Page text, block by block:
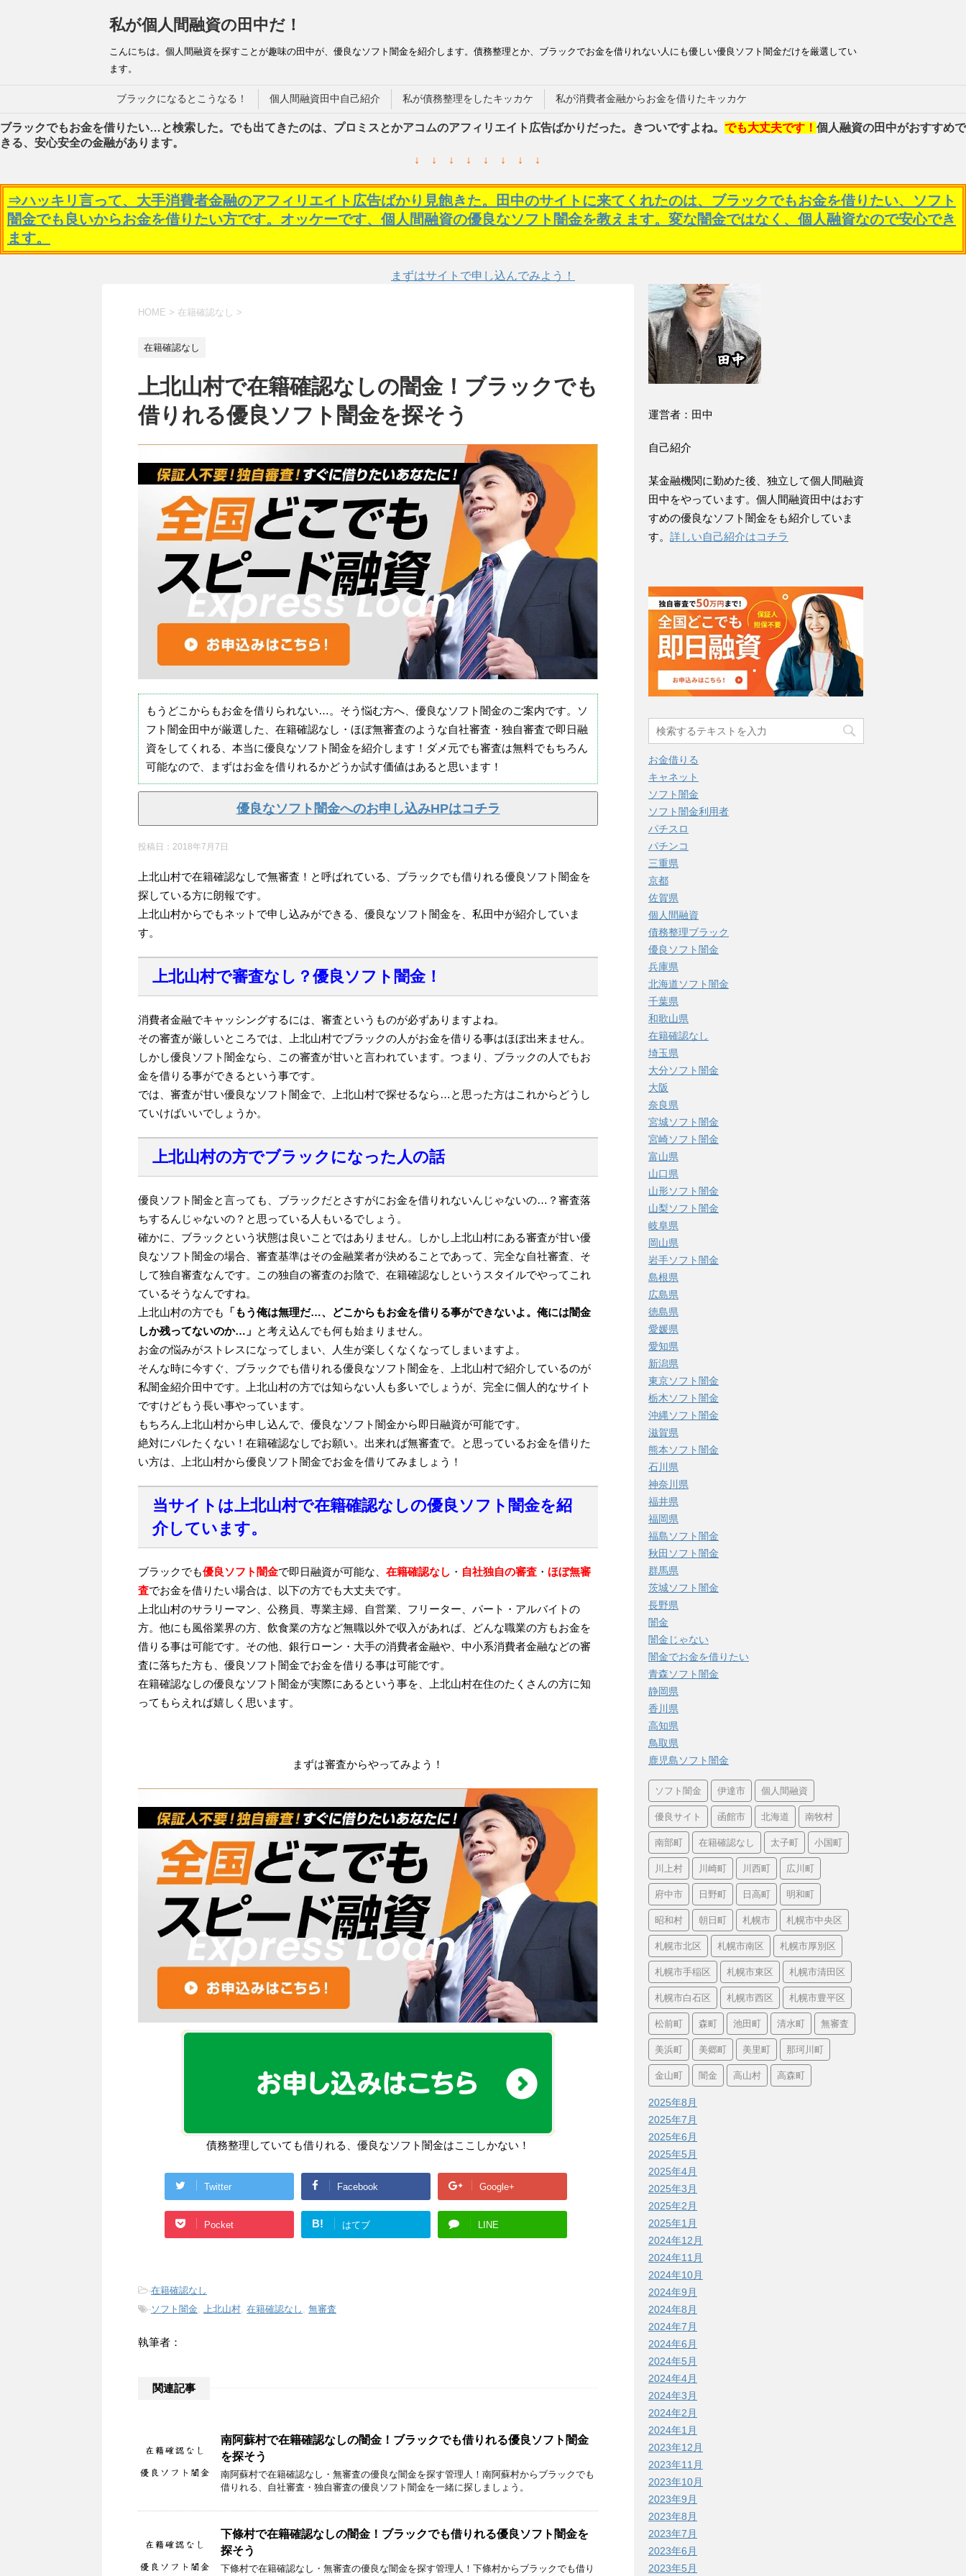
私が個人間融資の田中だ！
こんにちは。個人間融資を探すことが趣味の田中が、優良なソフト闇金を紹介します。債務整理とか、ブラックでお金を借りれない人にも優しい優良ソフト闇金だけを厳選してい
ます。
ブラックになるとこうなる！ 個人間融資田中自己紹介 私が債務整理をしたキッカケ 私が消費者金融からお金を借りたキッカケ
ブラックでもお金を借りたい…と検索した。でも出てきたのは、プロミスとかアコムのアフィリエイト広告ばかりだった。きついですよね。 でも大丈夫です！ 個人融資の田中がおすすめで
きる、安心安全の金融があります。
↓ ↓ ↓ ↓ ↓ ↓ ↓ ↓
⇒ハッキリ言って、大手消費者金融のアフィリエイト広告ばかり見飽きた。田中のサイトに来てくれたのは、ブラックでもお金を借りたい、ソフト
闇金でも良いからお金を借りたい方です。オッケーです、個人間融資の優良なソフト闇金を教えます。変な闇金ではなく、個人融資なので安心でき
ます。
まずはサイトで申し込んでみよう！
HOME > 在籍確認なし >
在籍確認なし
上北山村で在籍確認なしの闇金！ブラックでも
借りれる優良ソフト闇金を探そう
もうどこからもお金を借りられない…。そう悩む方へ、優良なソフト闇金のご案内です。ソ
フト闇金田中が厳選した、在籍確認なし・ほぼ無審査のような自社審査・独自審査で即日融
資をしてくれる、本当に優良なソフト闇金を紹介します！ダメ元でも審査は無料でもちろん
可能なので、まずはお金を借りれるかどうか試す価値はあると思います！
優良なソフト闇金へのお申し込みHPはコチラ
投稿日： 2018年7月7日
上北山村で在籍確認なしで無審査！と呼ばれている、ブラックでも借りれる優良ソフト闇金を
探している方に朗報です。
上北山村からでもネットで申し込みができる、優良なソフト闇金を、私田中が紹介していま
す。
上北山村で審査なし？優良ソフト闇金！
消費者金融でキャッシングするには、審査というものが必ずありますよね。
その審査が厳しいところでは、上北山村でブラックの人がお金を借りる事はほぼ出来ません。
しかし優良ソフト闇金なら、この審査が甘いと言われています。つまり、ブラックの人でもお
金を借りる事ができるという事です。
では、審査が甘い優良なソフト闇金で、上北山村で探せるなら…と思った方はこれからどうし
ていけばいいでしょうか。
上北山村の方でブラックになった人の話
優良ソフト闇金と言っても、ブラックだとさすがにお金を借りれないんじゃないの…？審査落
ちするんじゃないの？と思っている人もいるでしょう。
確かに、ブラックという状態は良いことではありません。しかし上北山村にある審査が甘い優
良なソフト闇金の場合、審査基準はその金融業者が決めることであって、完全な自社審査、そ
して独自審査なんです。この独自の審査のお陰で、在籍確認なしというスタイルでやってこれ
ているそうなんですね。
上北山村の方でも
「もう俺は無理だ…、どこからもお金を借りる事ができないよ。俺には闇金
しか残ってないのか…」 と考え込んでも何も始まりません。
お金の悩みがストレスになってしまい、人生が楽しくなくなってしまいますよ。
そんな時に今すぐ、ブラックでも借りれる優良なソフト闇金を、上北山村で紹介しているのが
私闇金紹介田中です。上北山村の方では知らない人も多いでしょうが、完全に個人的なサイト
ですけどもう長い事やっています。
もちろん上北山村から申し込んで、優良なソフト闇金から即日融資が可能です。
絶対にバレたくない！在籍確認なしでお願い。出来れば無審査で。と思っているお金を借りた
い方は、上北山村から優良ソフト闇金でお金を借りてみましょう！
当サイトは上北山村で在籍確認なしの優良ソフト闇金を紹
介しています。
ブラックでも優良ソフト闇金で即日融資が可能な、 在籍確認なし ・ 自社独自の審査 ・ ほぼ無審
査でお金を借りたい場合は、以下の方でも大丈夫です。
上北山村のサラリーマン、公務員、専業主婦、自営業、フリーター、パート・アルバイトの
方。他にも風俗業界の方、飲食業の方など無職以外で収入があれば、どんな職業の方もお金を
借りる事は可能です。その他、銀行ローン・大手の消費者金融や、中小系消費者金融などの審
査に落ちた方も、優良ソフト闇金でお金を借りる事は可能です。
在籍確認なしの優良なソフト闇金が実際にあるという事を、上北山村在住のたくさんの方に知
ってもらえれば嬉しく思います。
まずは審査からやってみよう！
債務整理していても借りれる、優良なソフト闇金はここしかない！
Twitter Facebook Google+
Pocket B! はてブ LINE
-在籍確認なし
-ソフト闇金, 上北山村, 在籍確認なし , 無審査
執筆者：
関連記事
南阿蘇村で在籍確認なしの闇金！ブラックでも借りれる優良ソフト闇金
を探そう
南阿蘇村で在籍確認なし・無審査の優良な闇金を探す管理人！南阿蘇村からブラックでも
借りれる、自社審査・独自審査の優良ソフト闇金を一緒に探しましょう。
下條村で在籍確認なしの闇金！ブラックでも借りれる優良ソフト闇金を
探そう
下條村で在籍確認なし・無審査の優良な闇金を探す管理人！下條村からブラックでも借り
運営者：田中
自己紹介
某金融機関に勤めた後、独立して個人間融資
田中をやっています。個人間融資田中はおす
すめの優良なソフト闇金をも紹介していま
す。 詳しい自己紹介はコチラ
お金借りる
キャネット
ソフト闇金
ソフト闇金利用者
パチスロ
パチンコ
三重県
京都
佐賀県
個人間融資
債務整理ブラック
優良ソフト闇金
兵庫県
北海道ソフト闇金
千葉県
和歌山県
在籍確認なし
埼玉県
大分ソフト闇金
大阪
奈良県
宮城ソフト闇金
宮崎ソフト闇金
富山県
山口県
山形ソフト闇金
山梨ソフト闇金
岐阜県
岡山県
岩手ソフト闇金
島根県
広島県
徳島県
愛媛県
愛知県
新潟県
東京ソフト闇金
栃木ソフト闇金
沖縄ソフト闇金
滋賀県
熊本ソフト闇金
石川県
神奈川県
福井県
福岡県
福島ソフト闇金
秋田ソフト闇金
群馬県
茨城ソフト闇金
長野県
闇金
闇金じゃない
闇金でお金を借りたい
青森ソフト闇金
静岡県
香川県
高知県
鳥取県
鹿児島ソフト闇金
ソフト闇金 伊達市 個人間融資
優良サイト 函館市 北海道 南牧村
南部町 在籍確認なし 太子町 小国町
川上村 川崎町 川西町 広川町
府中市 日野町 日高町 明和町
昭和村 朝日町 札幌市 札幌市中央区
札幌市北区 札幌市南区 札幌市厚別区
札幌市手稲区 札幌市東区 札幌市清田区
札幌市白石区 札幌市西区 札幌市豊平区
松前町 森町 池田町 清水町 無審査
美浜町 美郷町 美里町 那珂川町
金山町 闇金 高山村 高森町
2025年8月
2025年7月
2025年6月
2025年5月
2025年4月
2025年3月
2025年2月
2025年1月
2024年12月
2024年11月
2024年10月
2024年9月
2024年8月
2024年7月
2024年6月
2024年5月
2024年4月
2024年3月
2024年2月
2024年1月
2023年12月
2023年11月
2023年10月
2023年9月
2023年8月
2023年7月
2023年6月
2023年5月